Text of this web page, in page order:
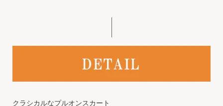
クラシカルなプルオンスカート